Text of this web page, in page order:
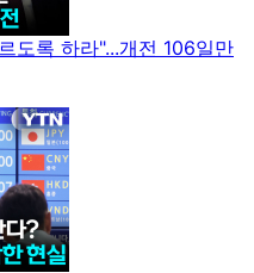
도록 하라"...개전 106일만